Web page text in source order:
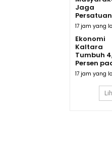
Jaga
Persatuan
17 jam yang
Ekonomi
Kaltara
Tumbuh
Persen
17 jam yang